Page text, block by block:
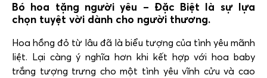
Bó hoa tặng người yêu – Đặc Biệt là sự lựa
chọn tuyệt vời dành cho người thương.
Hoa hồng đỏ từ lâu đã là biểu tượng của tình yêu mãnh
liệt. Lại càng ý nghĩa hơn khi kết hợp với hoa baby
trắng tượng trưng cho một tình yêu vĩnh cửu và cao